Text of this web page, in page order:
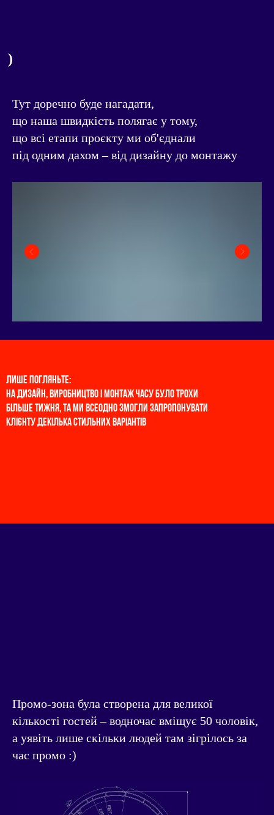
Тут доречно буде нагадати,
що наша швидкість полягає у тому,
що всі етапи проєкту ми об'єднали
під одним дахом – від дизайну до монтажу
ЛИШЕ ПОГЛЯНЬТЕ:
НА ДИЗАЙН, ВИРОБНИЦТВО I МОНТАЖ ЧАСУ БУЛО ТРОХИ
БIЛЬШЕ ТИЖНЯ, ТА МИ ВСЕОДНО ЗМОГЛИ ЗАПРОПОНУВАТИ
КЛIЄНТУ ДЕКIЛЬКА СТИЛЬНИХ ВАРIАНТIВ
Промо-зона була створена для великої
кількості гостей – водночас вміщує 50 чоловік,
а уявіть лише скільки людей там зігрілось за
час промо :)